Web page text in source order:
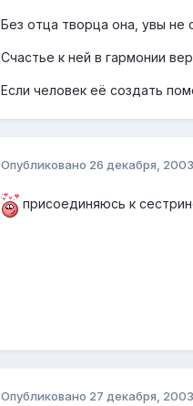
Без отца творца она, увы не
Счастье к ней в гармонии
Если человек её создать
Опубликовано 26 декабря, 2003
присоединяюсь к
Опубликовано 27 декабря, 2003